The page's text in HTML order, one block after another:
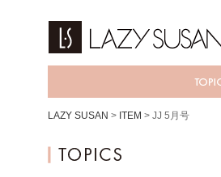
LAZY SUSAN > ITEM > JJ 5月号